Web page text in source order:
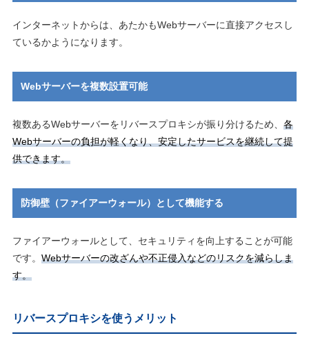
インターネットからは、あたかもWebサーバーに直接アクセスし
ているかようになります。
Webサーバーを複数設置可能
複数あるWebサーバーをリバースプロキシが振り分けるため、 各
Webサーバーの負担が軽くなり、安定したサービスを継続して提
供できます。
防御壁（ファイアーウォール）として機能する
ファイアーウォールとして、セキュリティを向上することが可能
です。 Webサーバーの改ざんや不正侵入などのリスクを減らしま
す。
リバースプロキシを使うメリット